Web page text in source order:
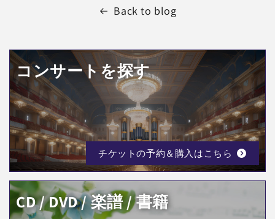
Back to blog
コンサートを探す
チケットの予約＆購入はこちら
CD / DVD / 楽譜 / 書籍